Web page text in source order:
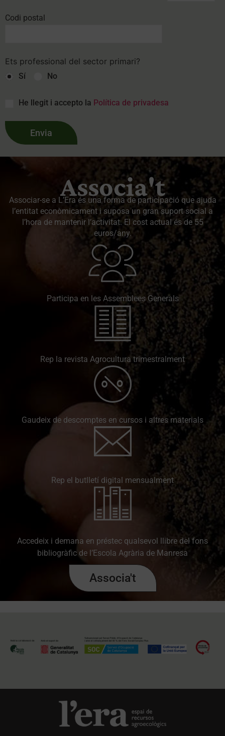
Codi postal
Ets professional del sector primari?
Sí No
He llegit i accepto la Política de privadesa
Associa't
Associar-se a L’Era és una forma de participació que ajuda
l’entitat econòmicament i suposa un gran suport social a
l’hora de mantenir l’activitat. El cost actual és de 55
euros/any.
Participa en les Assemblees Generals
Rep la revista Agrocultura trimestralment
Gaudeix de descomptes en cursos i altres materials
Rep el butlletí digital mensualment
Accedeix i demana en préstec qualsevol llibre del fons
bibliogràfic de l’Escola Agrària de Manresa
Associa't